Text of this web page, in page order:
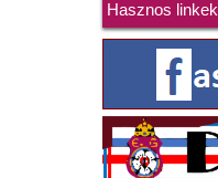
Hasznos linkek